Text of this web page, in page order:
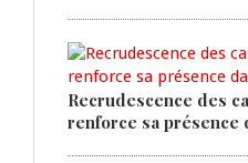
Recrudescence des
renforce sa présence